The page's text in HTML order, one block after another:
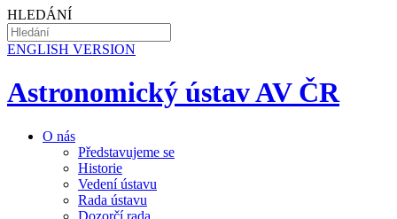
HLEDÁNÍ
ENGLISH VERSION
Astronomický ústav AV ČR
O nás
Představujeme se
Historie
Vedení ústavu
Rada ústavu
Dozorčí rada